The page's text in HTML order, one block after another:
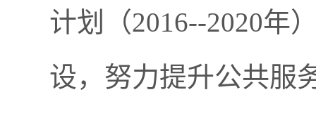
计划（2016--2020年
设，努力提升公共服